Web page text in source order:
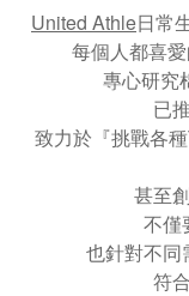
United Athle日常
每個人都喜
專心研究
已
致力於『挑戰各
甚至
不僅
也針對不同
符